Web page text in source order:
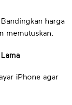
Bandingkan harga
memutuskan.
iPhone agar